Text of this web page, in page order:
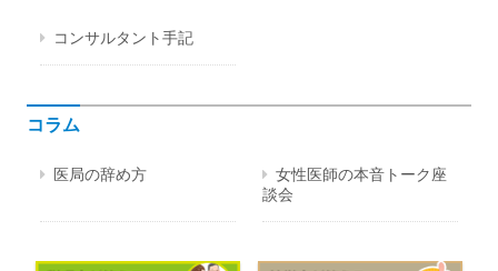
コンサルタント手記
コラム
医局の辞め方
女性医師の本音トーク座
談会